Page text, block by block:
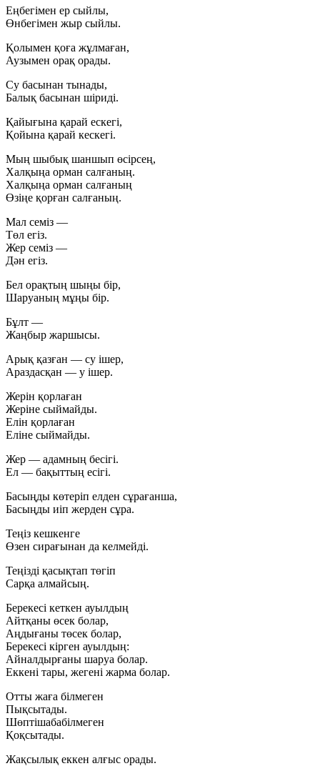
Еңбегімен ер сыйлы,
Өнбегімен жыр сыйлы.
Қолымен қоға жұлмаған,
Аузымен орақ орады.
Су басынан тынады,
Балық басынан шіриді.
Қайығына қарай ескегі,
Қойына қарай кескегі.
Мың шыбық шаншып өсірсең,
Халқыңа орман салғаның.
Халқыңа орман салғаның
Өзіңе қорған салғаның.
Мал семіз —
Төл егіз.
Жер семіз —
Дән егіз.
Бел орақтың шыңы бір,
Шаруаның мұңы бір.
Бұлт —
Жаңбыр жаршысы.
Арық қазған — су ішер,
Араздасқан — у ішер.
Жерін қорлаған
Жеріне сыймайды.
Елін қорлаған
Еліне сыймайды.
Жер — адамның бесігі.
Ел — бақыттың есігі.
Басыңды көтеріп елден сұрағанша,
Басыңды иіп жерден сұра.
Теңіз кешкенге
Өзен сирағынан да келмейді.
Теңізді қасықтап төгіп
Сарқа алмайсың.
Берекесі кеткен ауылдың
Айтқаны өсек болар,
Аңдығаны төсек болар,
Берекесі кірген ауылдың:
Айналдырғаны шаруа болар.
Еккені тары, жегені жарма болар.
Отты жаға білмеген
Пықсытады.
Шөптішабабілмеген
Қоқсытады.
Жақсылық еккен алғыс орады.